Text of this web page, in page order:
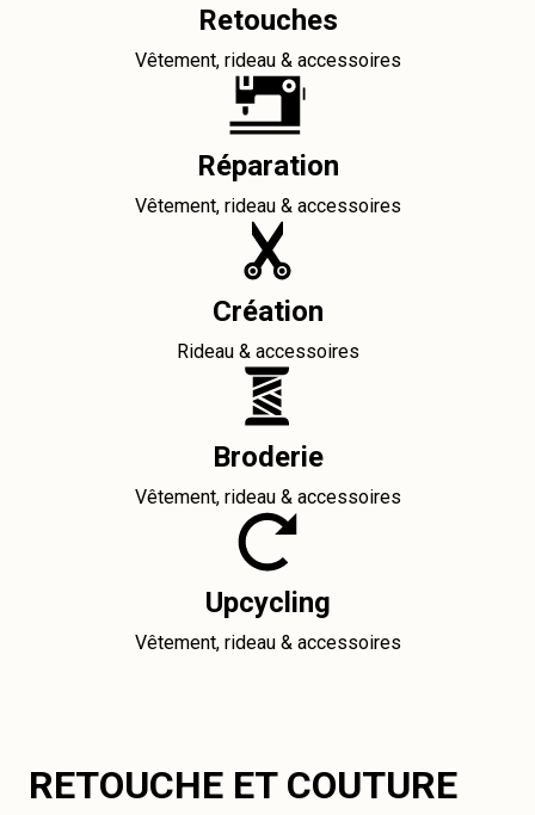
Retouches
Vêtement, rideau & accessoires
Réparation
Vêtement, rideau & accessoires
Création
Rideau & accessoires
Broderie
Vêtement, rideau & accessoires
Upcycling
Vêtement, rideau & accessoires
RETOUCHE ET COUTURE